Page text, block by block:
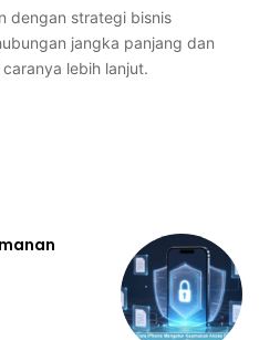
dengan strategi bisnis
jangka panjang dan
lebih lanjut.